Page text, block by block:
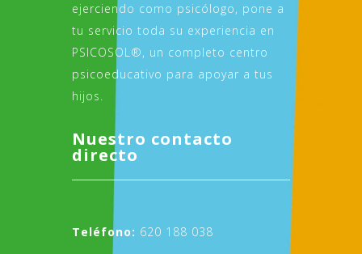
ejerciendo como psicólogo, pone a
tu servicio toda su experiencia en
PSICOSOL®, un completo centro
psicoeducativo para apoyar a tus
hijos.
Nuestro contacto
directo
Teléfono: 620 188 038